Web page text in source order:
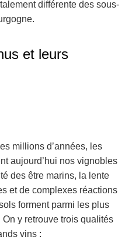
différente des sous-
et leurs
millions d’années, les
aujourd’hui nos vignobles
des être marins, la lente
et de complexes réactions
forment parmi les plus
y retrouve trois qualités
vins :